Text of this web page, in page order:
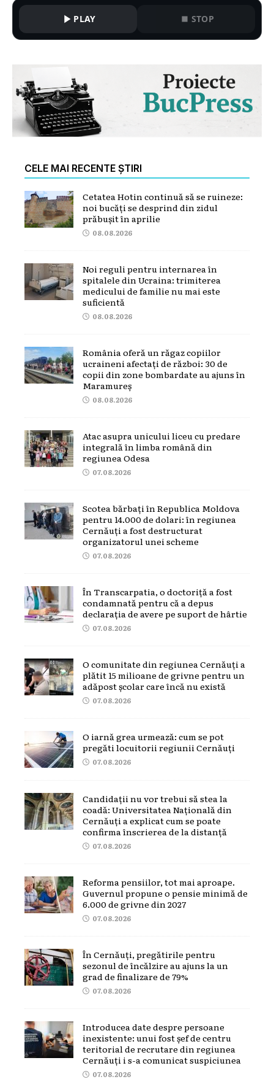
PLAY STOP
CELE MAI RECENTE ȘTIRI
Cetatea Hotin continuă să se ruineze:
noi bucăți se desprind din zidul
prăbușit în aprilie
08.08.2026
Noi reguli pentru internarea în
spitalele din Ucraina: trimiterea
medicului de familie nu mai este
suficientă
08.08.2026
România oferă un răgaz copiilor
ucraineni afectați de război: 30 de
copii din zone bombardate au ajuns în
Maramureș
08.08.2026
Atac asupra unicului liceu cu predare
integrală în limba română din
regiunea Odesa
07.08.2026
Scotea bărbați în Republica Moldova
pentru 14.000 de dolari: în regiunea
Cernăuți a fost destructurat
organizatorul unei scheme
07.08.2026
În Transcarpatia, o doctoriță a fost
condamnată pentru că a depus
declarația de avere pe suport de hârtie
07.08.2026
O comunitate din regiunea Cernăuți a
plătit 15 milioane de grivne pentru un
adăpost școlar care încă nu există
07.08.2026
O iarnă grea urmează: cum se pot
pregăti locuitorii regiunii Cernăuți
07.08.2026
Candidații nu vor trebui să stea la
coadă: Universitatea Națională din
Cernăuți a explicat cum se poate
confirma înscrierea de la distanță
07.08.2026
Reforma pensiilor, tot mai aproape.
Guvernul propune o pensie minimă de
6.000 de grivne din 2027
07.08.2026
În Cernăuți, pregătirile pentru
sezonul de încălzire au ajuns la un
grad de finalizare de 79%
07.08.2026
Introducea date despre persoane
inexistente: unui fost șef de centru
teritorial de recrutare din regiunea
Cernăuți i s-a comunicat suspiciunea
07.08.2026